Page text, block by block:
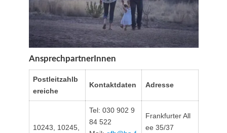
AnsprechpartnerInnen
Postleitzahlb
ereiche
Kontaktdaten Adresse
10243, 10245,
Tel: 030 902 9
84 522
Frankfurter All
ee 35/37